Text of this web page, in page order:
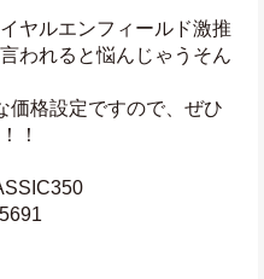
ヤルエンフィールド激推
われると悩んじゃうそん
価格設定ですので、ぜひ
！